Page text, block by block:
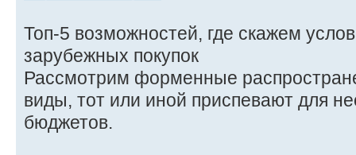
Топ-5 возможностей, где скажем
зарубежных покупок
Рассмотрим форменные
виды, тот или иной приспевают для
бюджетов.